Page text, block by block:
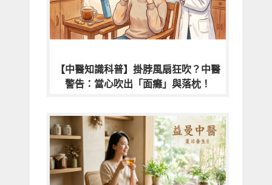
【中醫知識科普】掛脖風扇狂吹？中醫
警告：當心吹出「面癱」與落枕！